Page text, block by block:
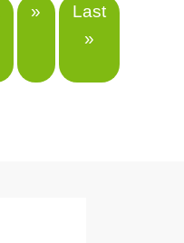
»
Last
»